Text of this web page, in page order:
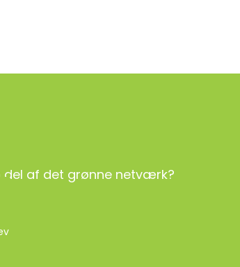
af det grønne netværk?